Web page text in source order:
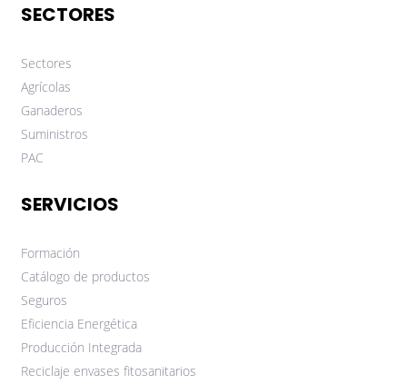
SECTORES
Sectores
Agrícolas
Ganaderos
Suministros
PAC
SERVICIOS
Formación
Catálogo de productos
Seguros
Eficiencia Energética
Producción Integrada
Reciclaje envases fitosanitarios